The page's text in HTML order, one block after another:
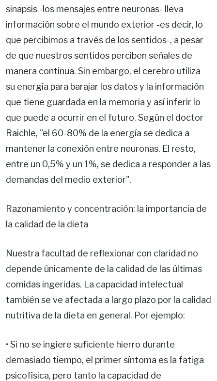
sinapsis -los mensajes entre neuronas- lleva
información sobre el mundo exterior -es decir, lo
que percibimos a través de los sentidos-, a pesar
de que nuestros sentidos perciben señales de
manera continua. Sin embargo, el cerebro utiliza
su energía para barajar los datos y la información
que tiene guardada en la memoria y así inferir lo
que puede a ocurrir en el futuro. Según el doctor
Raichle, "el 60-80% de la energía se dedica a
mantener la conexión entre neuronas. El resto,
entre un 0,5% y un 1%, se dedica a responder a las
demandas del medio exterior".
Razonamiento y concentración: la importancia de
la calidad de la dieta
Nuestra facultad de reflexionar con claridad no
depende únicamente de la calidad de las últimas
comidas ingeridas. La capacidad intelectual
también se ve afectada a largo plazo por la calidad
nutritiva de la dieta en general. Por ejemplo:
• Si no se ingiere suficiente hierro durante
demasiado tiempo, el primer síntoma es la fatiga
psicofísica, pero tanto la capacidad de